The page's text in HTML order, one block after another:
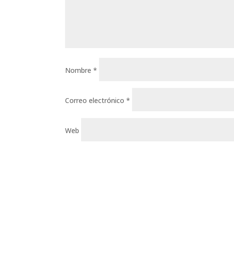
Nombre*
Correo electrónico*
Web